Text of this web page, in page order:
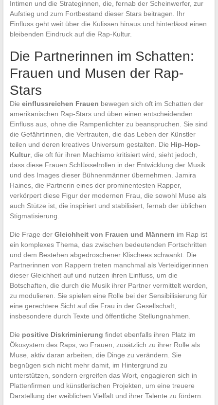
Intimen und die Strateginnen, die, fernab der Scheinwerfer, zur
Aufstieg und zum Fortbestand dieser Stars beitragen. Ihr
Einfluss geht weit über die Kulissen hinaus und hinterlässt einen
bleibenden Eindruck auf die Rap-Kultur.
Die Partnerinnen im Schatten:
Frauen und Musen der Rap-
Stars
Die einflussreichen Frauen bewegen sich oft im Schatten der
amerikanischen Rap-Stars und üben einen entscheidenden
Einfluss aus, ohne die Rampenlichter zu beanspruchen. Sie sind
die Gefährtinnen, die Vertrauten, die das Leben der Künstler
teilen und deren kreatives Universum gestalten. Die Hip-Hop-
Kultur, die oft für ihren Machismo kritisiert wird, sieht jedoch,
dass diese Frauen Schlüsselrollen in der Entwicklung der Musik
und des Images dieser Bühnenmänner übernehmen. Jamira
Haines, die Partnerin eines der prominentesten Rapper,
verkörpert diese Figur der modernen Frau, die sowohl Muse als
auch Stütze ist, die inspiriert und stabilisiert, fernab der üblichen
Stigmatisierung.
Die Frage der Gleichheit von Frauen und Männern im Rap ist
ein komplexes Thema, das zwischen bedeutenden Fortschritten
und dem Bestehen abgedroschener Klischees schwankt. Die
Partnerinnen von Rappern treten manchmal als Verteidigerinnen
dieser Gleichheit auf und nutzen ihren Einfluss, um die
Botschaften, die durch die Musik ihrer Partner vermittelt werden,
zu modulieren. Sie spielen eine Rolle bei der Sensibilisierung für
eine gerechtere Sicht auf die Frau in der Gesellschaft,
insbesondere durch Texte und öffentliche Stellungnahmen.
Die positive Diskriminierung findet ebenfalls ihren Platz im
Ökosystem des Raps, wo Frauen, zusätzlich zu ihrer Rolle als
Muse, aktiv daran arbeiten, die Dinge zu verändern. Sie
begnügen sich nicht mehr damit, im Hintergrund zu
unterstützen, sondern ergreifen das Wort, engagieren sich in
Plattenfirmen und künstlerischen Projekten, um eine treuere
Darstellung der weiblichen Vielfalt und ihrer Talente zu fördern.